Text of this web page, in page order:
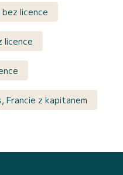
licence
licence
Francie z kapitanem